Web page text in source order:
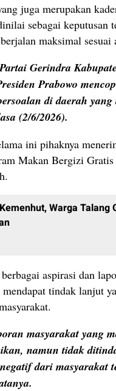
juga merupakan
sebagai
maksimal sesuai
Gerindra
Prabowo
di daerah
(2/6/2026).
ini pihaknya
Makan Bergizi
Warga
aspirasi dan
tindak lanjut
masyarakat yang
namun tidak
dari masyarakat